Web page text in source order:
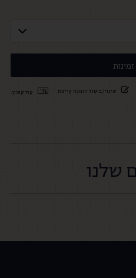
קוד קופון: שינוי/ביטול הזמנה קיימת
שלנו